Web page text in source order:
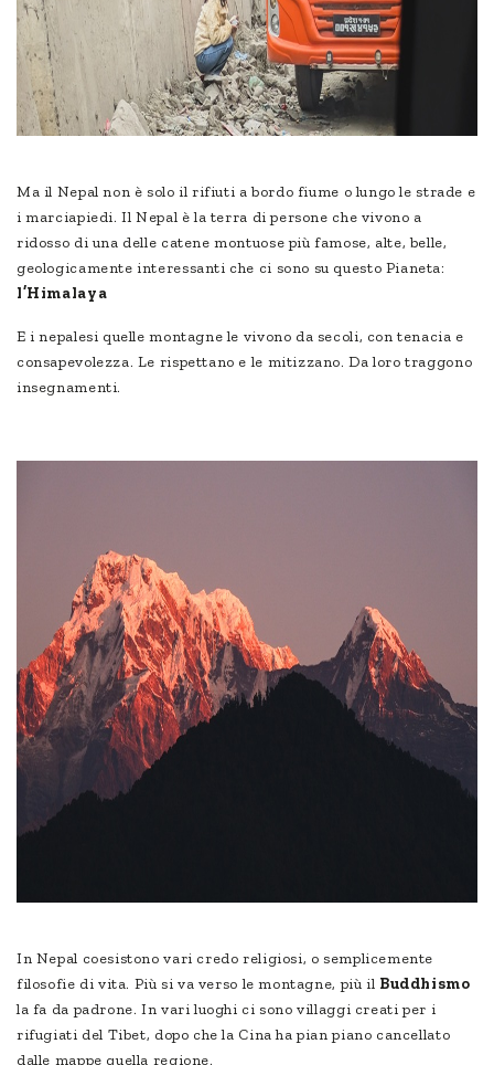
Ma il Nepal non è solo il rifiuti a bordo fiume o lungo le strade e
i marciapiedi. Il Nepal è la terra di persone che vivono a
ridosso di una delle catene montuose più famose, alte, belle,
geologicamente interessanti che ci sono su questo Pianeta:
l’Himalaya
E i nepalesi quelle montagne le vivono da secoli, con tenacia e
consapevolezza. Le rispettano e le mitizzano. Da loro traggono
insegnamenti.
In Nepal coesistono vari credo religiosi, o semplicemente
filosofie di vita. Più si va verso le montagne, più il Buddhismo
la fa da padrone. In vari luoghi ci sono villaggi creati per i
rifugiati del Tibet, dopo che la Cina ha pian piano cancellato
dalle mappe quella regione.